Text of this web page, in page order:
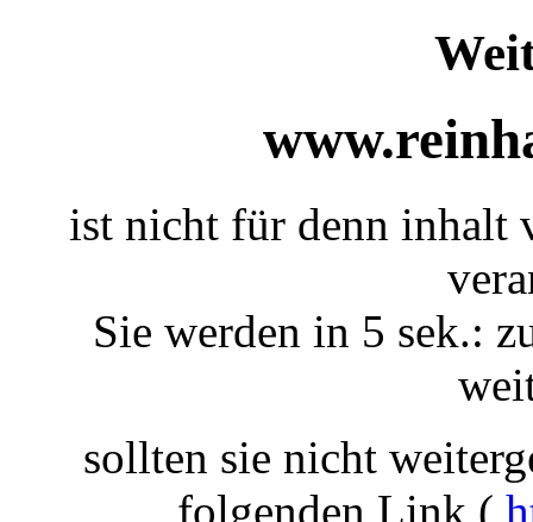
ist nicht für denn inhalt
Sie werden in 5 sek.:
sollten sie nicht
folgenden Link (